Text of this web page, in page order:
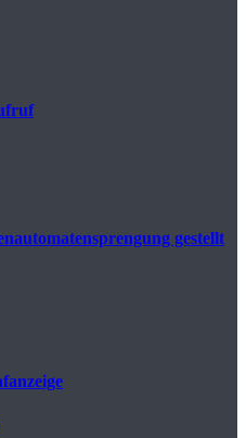
gestellt